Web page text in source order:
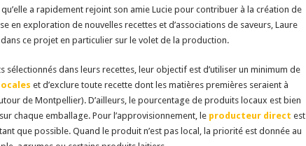
qu’elle a rapidement rejoint son amie Lucie pour contribuer à la création de
en exploration de nouvelles recettes et d’associations de saveurs, Laure
ce projet en particulier sur le volet de la production.
sélectionnés dans leurs recettes, leur objectif est d’utiliser un minimum de
et d’exclure toute recette dont les matières premières seraient à
de Montpellier). D’ailleurs, le pourcentage de produits locaux est bien
chaque emballage. Pour l’approvisionnement, le producteur direct est
que possible. Quand le produit n’est pas local, la priorité est donnée au